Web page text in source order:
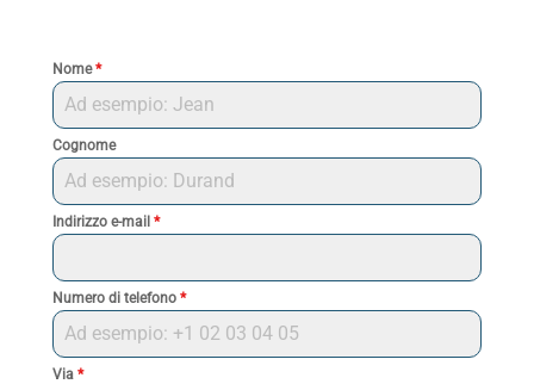
Nome*
Cognome
Indirizzo e-mail *
Numero di telefono *
Via *